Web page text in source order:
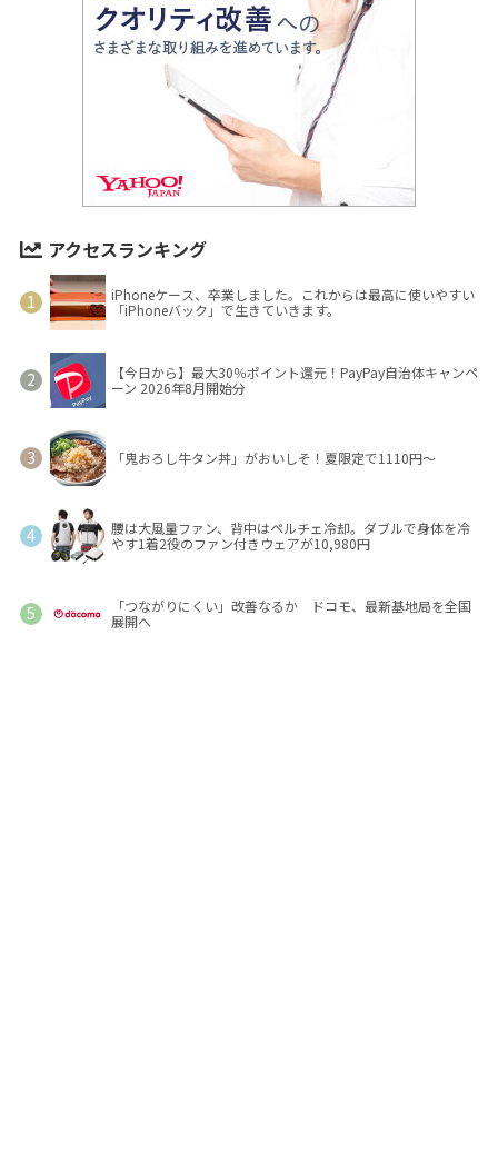
アクセスランキング
iPhoneケース、卒業しました。これからは最高に使いやすい
「iPhoneバック」で生きていきます。
【今日から】最大30％ポイント還元！PayPay自治体キャンペ
ーン 2026年8月開始分
「鬼おろし牛タン丼」がおいしそ！夏限定で1110円～
腰は大風量ファン、背中はペルチェ冷却。ダブルで身体を冷
やす1着2役のファン付きウェアが10,980円
「つながりにくい」改善なるか ドコモ、最新基地局を全国
展開へ